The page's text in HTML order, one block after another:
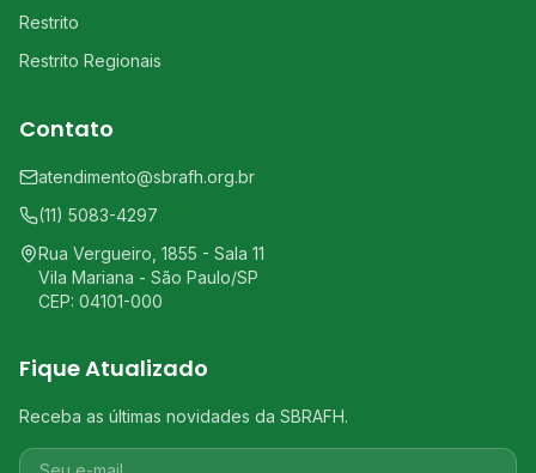
Restrito
Restrito Regionais
Contato
atendimento@sbrafh.org.br
(11) 5083-4297
Rua Vergueiro, 1855 - Sala 11
Vila Mariana - São Paulo/SP
CEP: 04101-000
Fique Atualizado
Receba as últimas novidades da SBRAFH.